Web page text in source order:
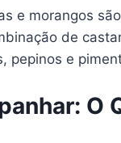
e morangos
de
pepinos e
O